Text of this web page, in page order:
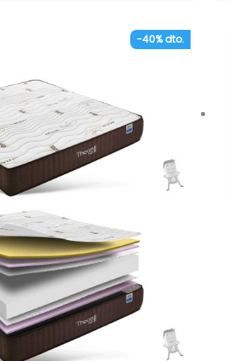
y resistencia al colchón.
espumación Adaptative Dry-
altamente
la ventilación del
e higiene.
lechos. Inhibe los
pareja.
ácaros en la funda. Previene
hongos y bacterias.
tratados
prevenir la aparición de
se adaptan de
permitiendo mantener
vertebral.
-40% dto.